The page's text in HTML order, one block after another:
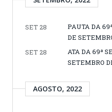
SET 28
PAUTA DA
DE
SET 28
ATA DA 69ª
SETEMBRO
AGOSTO, 2022